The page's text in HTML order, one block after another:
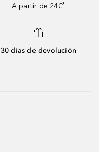
A partir de 24€³
30 días de devolución